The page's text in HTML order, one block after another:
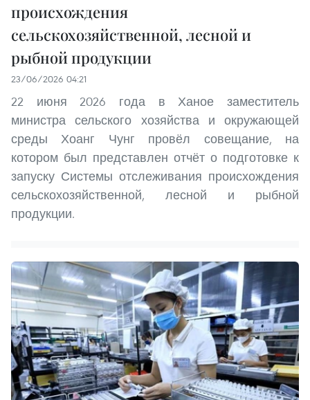
происхождения
сельскохозяйственной, лесной и
рыбной продукции
23/06/2026 04:21
22 июня 2026 года в Ханое заместитель
министра сельского хозяйства и окружающей
среды Хоанг Чунг провёл совещание, на
котором был представлен отчёт о подготовке к
запуску Системы отслеживания происхождения
сельскохозяйственной, лесной и рыбной
продукции.